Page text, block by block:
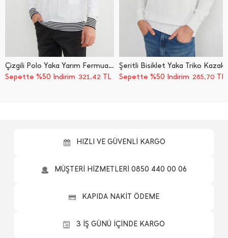
Çizgili Polo Yaka Yarım Fermuarlı Triko Kazak
Sepette %50 İndirim 321,42 TL
Şeritli Bisiklet Yaka Triko Kazak
Sepette %50 İndirim 285,70 TL
HIZLI VE GÜVENLİ KARGO
MÜŞTERİ HİZMETLERİ 0850 440 00 06
KAPIDA NAKİT ÖDEME
3 İŞ GÜNÜ İÇİNDE KARGO